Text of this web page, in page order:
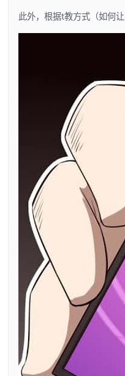
此外，根据t教方式（如何